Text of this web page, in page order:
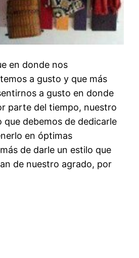
en donde nos
a gusto y que más
a gusto en donde
parte del tiempo, nuestro
que debemos de dedicarle
en óptimas
de darle un estilo que
de nuestro agrado, por